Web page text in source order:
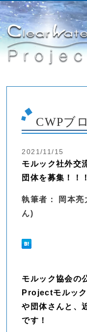
CWPブ
2021/11/15
モルック社外交
団体を募集！！！
執筆者： 岡本亮
ん)
モルック協会の
Projectモルッ
や団体さんと、
です！